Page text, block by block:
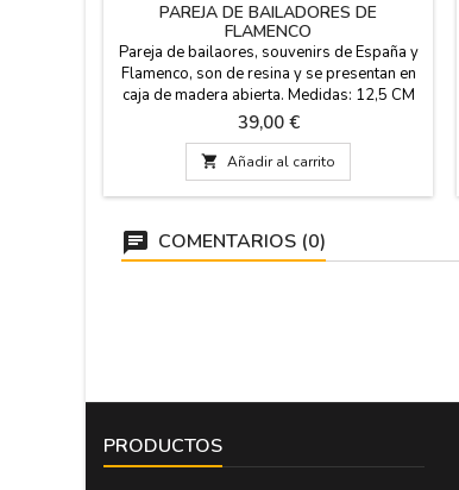
PAREJA DE BAILADORES DE
FLAMENCO
Pareja de bailaores, souvenirs de España y
Flamenco, son de resina y se presentan en
caja de madera abierta. Medidas: 12,5 CM
Precio
39,00 €
 Añadir al carrito
COMENTARIOS (0)
PRODUCTOS